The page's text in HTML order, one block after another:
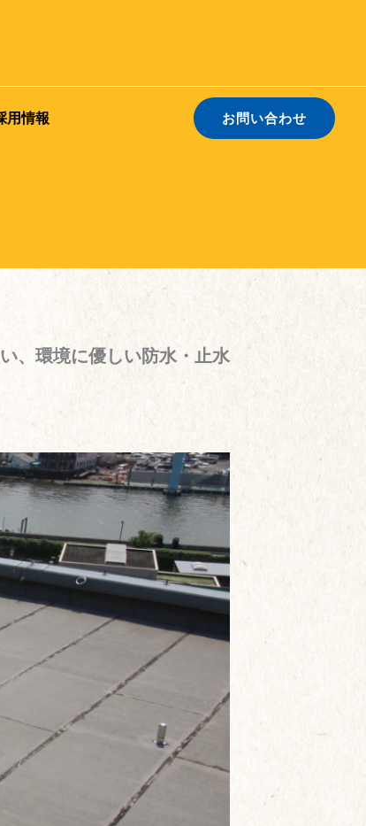
用情報 お問い合わせ
、環境に優しい防水・止水